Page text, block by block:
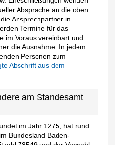
Absprache an die oben
Ansprechpartner in
Termine für das
im Voraus vereinbart und
die Ausnahme. In jedem
Personen zum
Abschrift aus dem
am Standesamt
im Jahr 1275, hat rund
Bundesland Baden-